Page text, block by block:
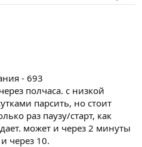
- 693
полчаса. с низкой
парсить, но стоит
раз паузу/старт, как
может и через 2 минуты
через 10.